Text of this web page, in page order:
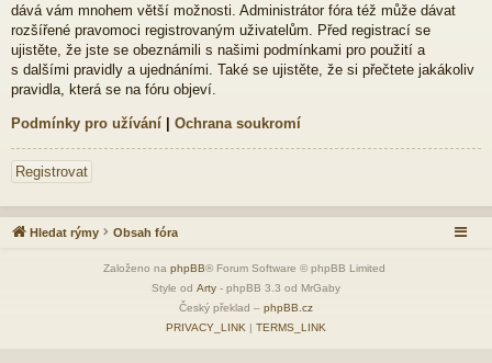
dává vám mnohem větší možnosti. Administrátor fóra též může dávat
rozšířené pravomoci registrovaným uživatelům. Před registrací se
ujistěte, že jste se obeznámili s našimi podmínkami pro použití a
s dalšími pravidly a ujednáními. Také se ujistěte, že si přečtete jakákoliv
pravidla, která se na fóru objeví.
Podmínky pro užívání | Ochrana soukromí
Registrovat
Hledat rýmy Obsah fóra
Založeno na phpBB® Forum Software © phpBB Limited
Style od Arty - phpBB 3.3 od MrGaby
Český překlad – phpBB.cz
PRIVACY_LINK | TERMS_LINK